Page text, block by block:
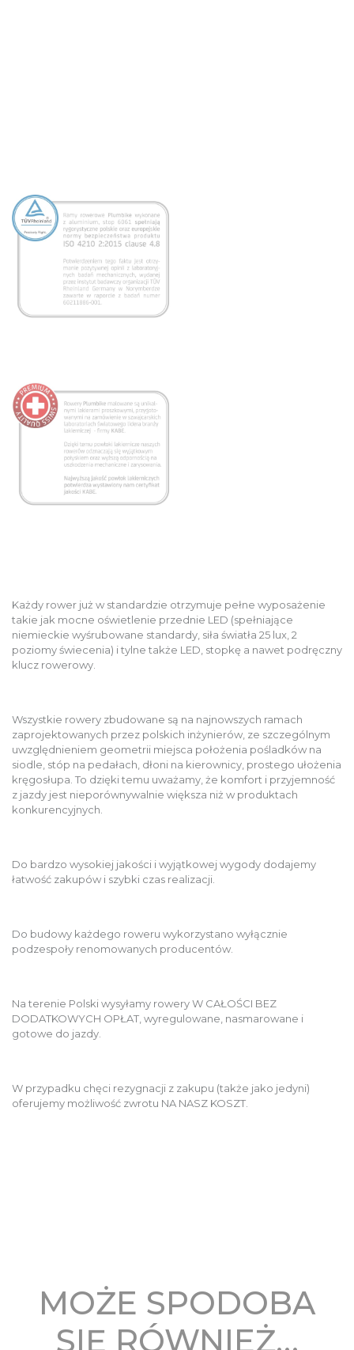
Każdy rower już w standardzie otrzymuje pełne wyposażenie
takie jak mocne oświetlenie przednie LED (spełniające
niemieckie wyśrubowane standardy, siła światła 25 lux, 2
poziomy świecenia) i tylne także LED, stopkę a nawet podręczny
klucz rowerowy.
Wszystkie rowery zbudowane są na najnowszych ramach
zaprojektowanych przez polskich inżynierów, ze szczególnym
uwzględnieniem geometrii miejsca położenia pośladków na
siodle, stóp na pedałach, dłoni na kierownicy, prostego ułożenia
kręgosłupa. To dzięki temu uważamy, że komfort i przyjemność
z jazdy jest nieporównywalnie większa niż w produktach
konkurencyjnych.
Do bardzo wysokiej jakości i wyjątkowej wygody dodajemy
łatwość zakupów i szybki czas realizacji.
Do budowy każdego roweru wykorzystano wyłącznie
podzespoły renomowanych producentów.
Na terenie Polski wysyłamy rowery W CAŁOŚCI BEZ
DODATKOWYCH OPŁAT, wyregulowane, nasmarowane i
gotowe do jazdy.
W przypadku chęci rezygnacji z zakupu (także jako jedyni)
oferujemy możliwość zwrotu NA NASZ KOSZT.
MOŻE SPODOBA
SIĘ RÓWNIEŻ…